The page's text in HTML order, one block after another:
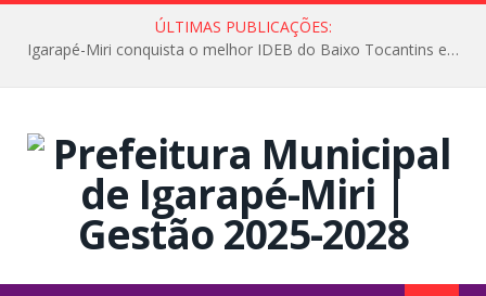
ÚLTIMAS PUBLICAÇÕES:
Igarapé-Miri conquista o melhor IDEB do Baixo Tocantins e avança na qualidade da educação pública